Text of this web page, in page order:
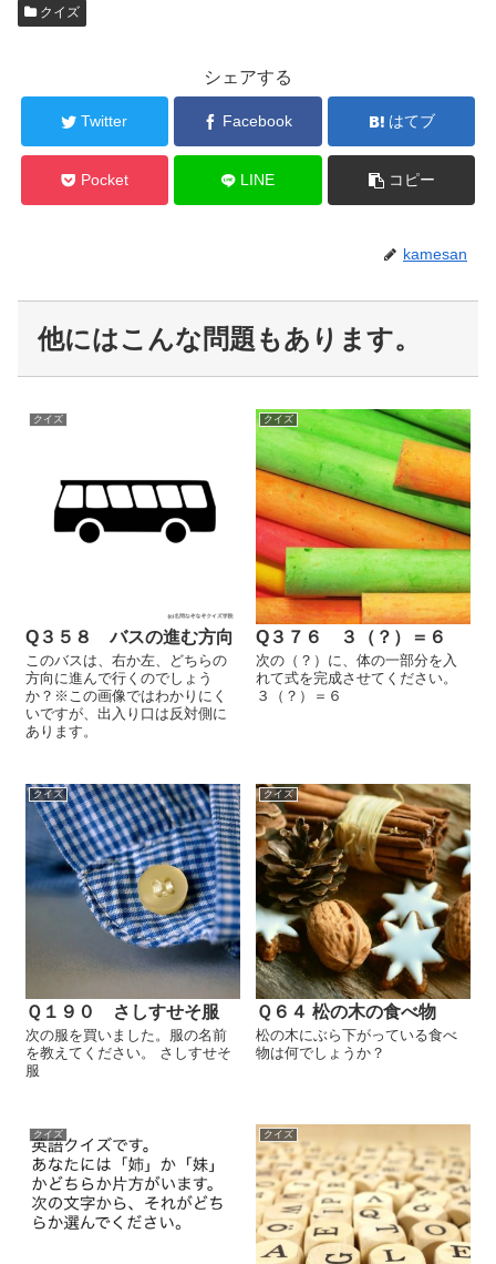
クイズ
シェアする
Twitter Facebook はてブ
Pocket LINE コピー
kamesan
他にはこんな問題もあります。
クイズ
Q３５８ バスの進む方向
このバスは、右か左、どちらの
方向に進んで行くのでしょう
か？※この画像ではわかりにく
いですが、出入り口は反対側に
あります。
クイズ
Q３７６ ３（？）＝６
次の（？）に、体の一部分を入
れて式を完成させてください。
３（？）＝６
クイズ
Ｑ１９０ さしすせそ服
次の服を買いました。服の名前
を教えてください。 さしすせそ
服
クイズ
Ｑ６４ 松の木の食べ物
松の木にぶら下がっている食べ
物は何でしょうか？
クイズ クイズ